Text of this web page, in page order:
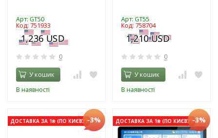
Арт: GT50
Код: 751933
0
У кошик
В наявності
Арт: GT55
Код: 758704
0
У кошик
В наявності
ДОСТАВКА ЗА 1₴ (ПО КИЄВУ)-3% ДОСТАВКА ЗА 1₴ (ПО КИЄВУ)-3%